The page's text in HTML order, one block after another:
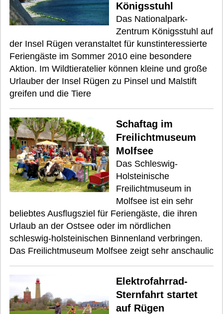
Königsstuhl
Das Nationalpark-
Zentrum Königsstuhl auf
der Insel Rügen veranstaltet für kunstinteressierte
Feriengäste im Sommer 2010 eine besondere
Aktion. Im Wildtieratelier können kleine und große
Urlauber der Insel Rügen zu Pinsel und Malstift
greifen und die Tiere
Schaftag im
Freilichtmuseum
Molfsee
Das Schleswig-
Holsteinische
Freilichtmuseum in
Molfsee ist ein sehr
beliebtes Ausflugsziel für Feriengäste, die ihren
Urlaub an der Ostsee oder im nördlichen
schleswig-holsteinischen Binnenland verbringen.
Das Freilichtmuseum Molfsee zeigt sehr anschaulic
Elektrofahrrad-
Sternfahrt startet
auf Rügen